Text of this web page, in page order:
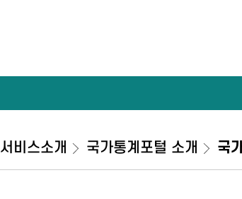
서비스소개 국가통계포털 소개 국